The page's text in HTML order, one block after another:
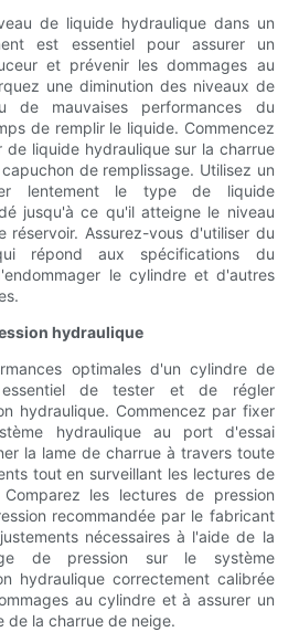
de liquide hydraulique dans un
est essentiel pour assurer un
et prévenir les dommages au
une diminution des niveaux de
de mauvaises performances du
de remplir le liquide. Commencez
de liquide hydraulique sur la charrue
de remplissage. Utilisez un
lentement le type de liquide
jusqu'à ce qu'il atteigne le niveau
réservoir. Assurez-vous d'utiliser du
répond aux spécifications du
le cylindre et d'autres
hydraulique
optimales d'un cylindre de
de tester et de régler
hydraulique. Commencez par fixer
hydraulique au port d'essai
la lame de charrue à travers toute
tout en surveillant les lectures de
les lectures de pression
recommandée par le fabricant
nécessaires à l'aide de la
de pression sur le système
hydraulique correctement calibrée
au cylindre et à assurer un
de la charrue de neige.